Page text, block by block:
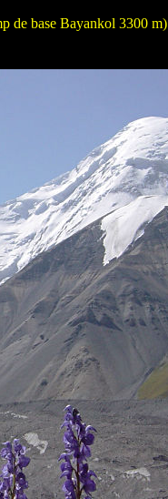
de base Bayankol 3300 m)